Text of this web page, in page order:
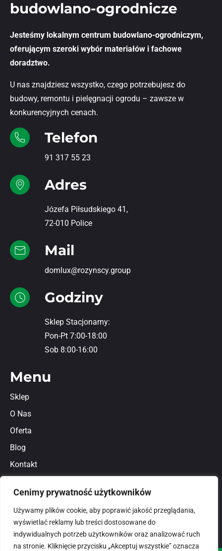
Cenimy prywatność użytkowników
Używamy plików cookie, aby poprawić jakość przeglądania,
wyświetlać reklamy lub treści dostosowane do
indywidualnych potrzeb użytkowników oraz analizować ruch
na stronie. Kliknięcie przycisku „Akceptuj wszystkie” oznacza
budowlano-ogrodnicze
Jesteśmy lokalnym centrum budowlano-ogrodniczym,
oferującym szeroki wybór materiałów i fachowe
doradztwo.
U nas znajdziesz wszystko, czego potrzebujesz do
budowy, remontu i pielęgnacji ogrodu – zawsze w
konkurencyjnych cenach.
Telefon
91 317 55 23
Adres
Józefa Piłsudskiego 41,
72-010 Police
Mail
domlux@rozynscy.group
Godziny
Sklep Stacjonarny:
Pon-Pt 7:00-18:00
Sob 8:00-16:00
Menu
Sklep
O Nas
Oferta
Blog
Kontakt
Polityka prywatności